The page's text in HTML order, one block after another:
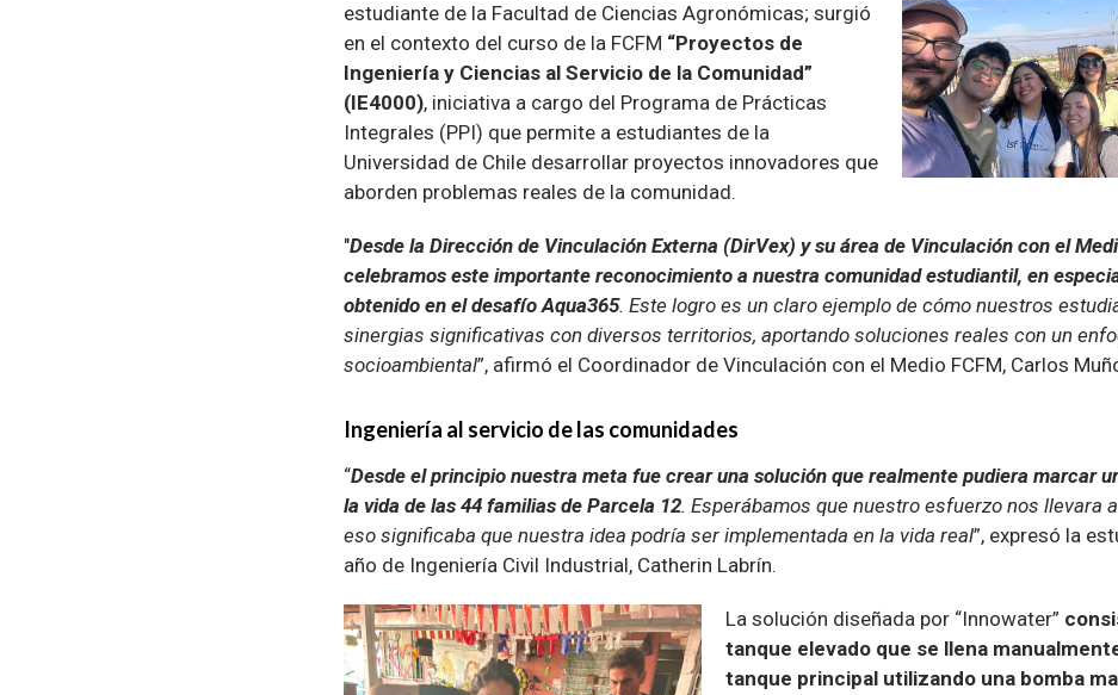
estudiante de la Facultad de Ciencias Agronómicas; surgió
en el contexto del curso de la FCFM “Proyectos de
Ingeniería y Ciencias al Servicio de la Comunidad”
(IE4000), iniciativa a cargo del Programa de Prácticas
Integrales (PPI) que permite a estudiantes de la
Universidad de Chile desarrollar proyectos innovadores que
aborden problemas reales de la comunidad.
"Desde la Dirección de Vinculación Externa (DirVex) y su área de Vinculación con el
celebramos este importante reconocimiento a nuestra comunidad estudiantil, en
obtenido en el desafío Aqua365. Este logro es un claro ejemplo de cómo nuestros
sinergias significativas con diversos territorios, aportando soluciones reales con un
socioambiental”, afirmó el Coordinador de Vinculación con el Medio FCFM, Carlos
Ingeniería al servicio de las comunidades
“Desde el principio nuestra meta fue crear una solución que realmente pudiera marcar
la vida de las 44 familias de Parcela 12. Esperábamos que nuestro esfuerzo nos llevara
eso significaba que nuestra idea podría ser implementada en la vida real”, expresó la
año de Ingeniería Civil Industrial, Catherin Labrín.
La solución diseñada por “Innowater”
tanque elevado que se llena
tanque principal utilizando una bomba